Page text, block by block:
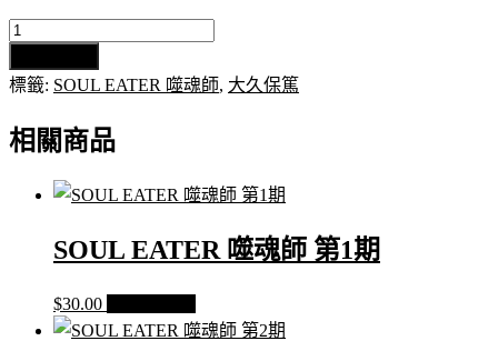
SOUL
EATER
噬
魂
師
第
標籤: SOUL EATER 噬魂師, 大久保篤
相關商品
SOUL EATER 噬魂師 第1期
$30.00